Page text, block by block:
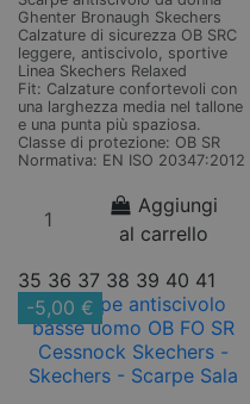
Ghenter Bronaugh Skechers
Calzature di sicurezza OB SRC
leggere, antiscivolo, sportive
Linea Skechers Relaxed
Fit: Calzature confortevoli con
una larghezza media nel tallone
e una punta più spaziosa.
Classe di protezione: OB SR
Normativa: EN ISO 20347:2012
Aggiungi
al carrello
35 36 37 38 39 40 41
-5,00 €